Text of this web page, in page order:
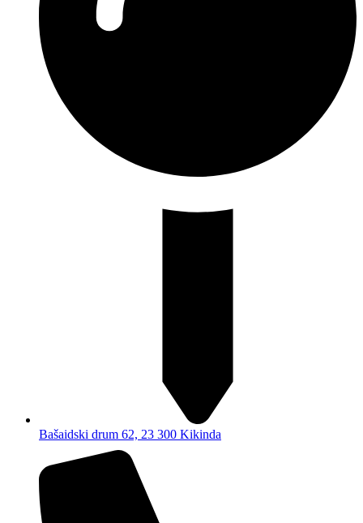
Bašaidski drum 62, 23 300 Kikinda